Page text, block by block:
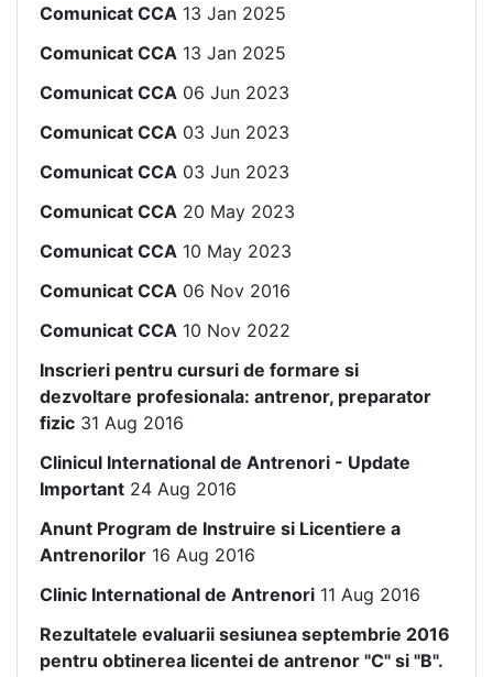
Comunicat CCA 13 Jan 2025
Comunicat CCA 13 Jan 2025
Comunicat CCA 06 Jun 2023
Comunicat CCA 03 Jun 2023
Comunicat CCA 03 Jun 2023
Comunicat CCA 20 May 2023
Comunicat CCA 10 May 2023
Comunicat CCA 06 Nov 2016
Comunicat CCA 10 Nov 2022
Inscrieri pentru cursuri de formare si
dezvoltare profesionala: antrenor, preparator
fizic 31 Aug 2016
Clinicul International de Antrenori - Update
Important 24 Aug 2016
Anunt Program de Instruire si Licentiere a
Antrenorilor 16 Aug 2016
Clinic International de Antrenori 11 Aug 2016
Rezultatele evaluarii sesiunea septembrie 2016
pentru obtinerea licentei de antrenor "C" si "B".